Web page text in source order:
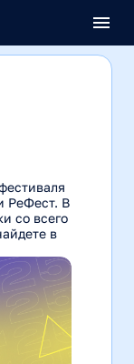
РеФест. В
со всего
в